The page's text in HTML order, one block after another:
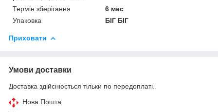
Термін зберігання
6 мес
Упаковка
БІГ БІГ
Приховати
Умови доставки
Доставка здійснюється тільки по передоплаті.
Нова Пошта